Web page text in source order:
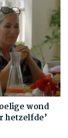
wond
hetzelfde’